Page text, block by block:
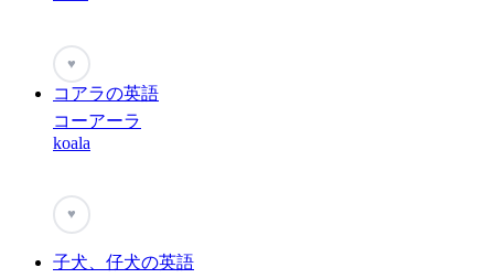
♥
コアラの英語
コーアーラ
koala
♥
子犬、仔犬の英語